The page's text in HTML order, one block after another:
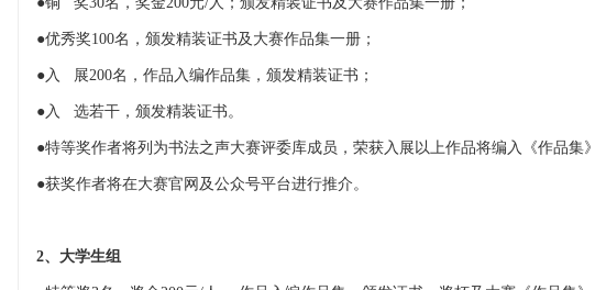
●优秀奖100名，颁发精装证书及大赛作品集一册；
●入 展200名，作品入编作品集，颁发精装证书；
●入 选若干，颁发精装证书。
●特等奖作者将列为书法之声大赛评委库成员，荣获入展以上作品将编入《作品集》
●获奖作者将在大赛官网及公众号平台进行推介。
2、大学生组